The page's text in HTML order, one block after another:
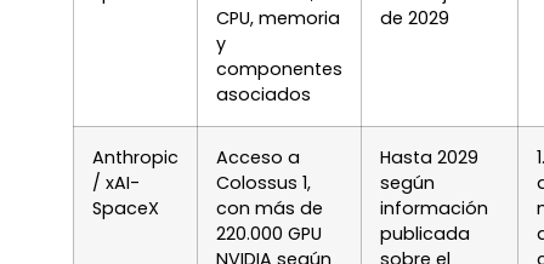
CPU, memoria
y
componentes
asociados
de 2029
Anthropic
/ xAI-
SpaceX
Acceso a
Colossus 1,
con más de
220.000 GPU
NVIDIA según
Hasta 2029
según
información
publicada
sobre el